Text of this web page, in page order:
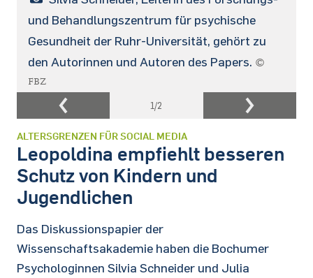
und Behandlungszentrum für psychische
Gesundheit der Ruhr-Universität, gehört zu
den Autorinnen und Autoren des Papers. ©
FBZ
1/2
ALTERSGRENZEN FÜR SOCIAL MEDIA
Leopoldina empfiehlt besseren
Schutz von Kindern und
Jugendlichen
Das Diskussionspapier der
Wissenschaftsakademie haben die Bochumer
Psychologinnen Silvia Schneider und Julia